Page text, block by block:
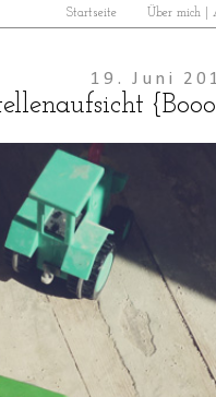
Startseite Über mich |
19. Juni